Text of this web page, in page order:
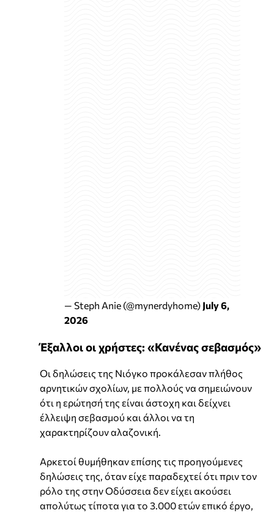
— Steph Anie (@mynerdyhome) July 6,
2026
Έξαλλοι οι χρήστες: «Κανένας σεβασμός»
Οι δηλώσεις της Νιόγκο προκάλεσαν πλήθος
αρνητικών σχολίων, με πολλούς να σημειώνουν
ότι η ερώτησή της είναι άστοχη και δείχνει
έλλειψη σεβασμού και άλλοι να τη
χαρακτηρίζουν αλαζονική.
Αρκετοί θυμήθηκαν επίσης τις προηγούμενες
δηλώσεις της, όταν είχε παραδεχτεί ότι πριν τον
ρόλο της στην Οδύσσεια δεν είχει ακούσει
απολύτως τίποτα για το 3.000 ετών επικό έργο,